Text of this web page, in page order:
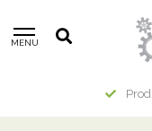
MENU